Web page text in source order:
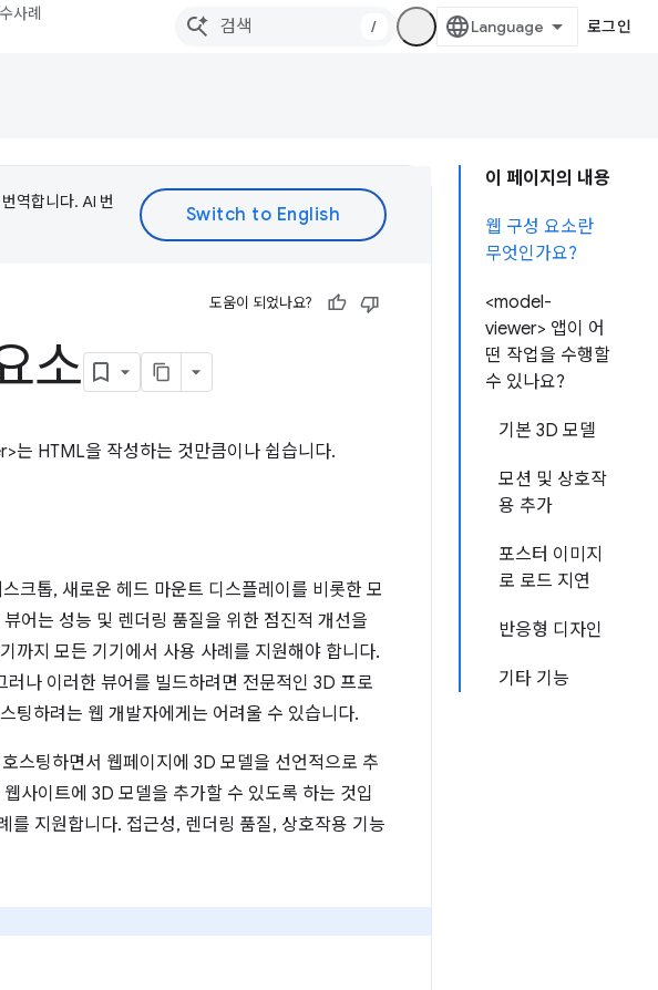
사례
/ 로그인
이 페이지의 내용
웹 구성 요소란
무엇인가요?
<model-
viewer> 앱이 어
떤 작업을 수행할
수 있나요?
기본 3D 모델
모션 및 상호작
용 추가
포스터 이미지
로 로드 지연
반응형 디자인
기타 기능
역합니다. AI 번
도움이 되었나요?
소
는 HTML을 작성하는 것만큼이나 쉽습니다.
크톱, 새로운 헤드 마운트 디스플레이를 비롯한 모
어는 성능 및 렌더링 품질을 위한 점진적 개선을
까지 모든 기기에서 사용 사례를 지원해야 합니다.
나 이러한 뷰어를 빌드하려면 전문적인 3D 프로
팅하려는 웹 개발자에게는 어려울 수 있습니다.
스팅하면서 웹페이지에 3D 모델을 선언적으로 추
사이트에 3D 모델을 추가할 수 있도록 하는 것입
를 지원합니다. 접근성, 렌더링 품질, 상호작용 기능